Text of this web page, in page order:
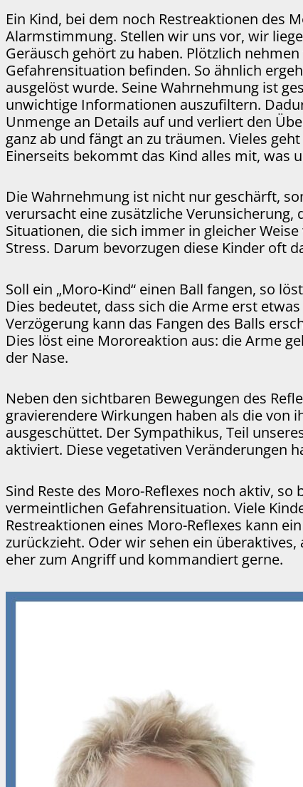
Ein Kind, bei dem noch Restreaktionen des
Alarmstimmung. Stellen wir uns vor, wir
Geräusch gehört zu haben. Plötzlich
Gefahrensituation befinden. So ähnlich
ausgelöst wurde. Seine Wahrnehmung ist
unwichtige Informationen auszufiltern.
Unmenge an Details auf und verliert den
ganz ab und fängt an zu träumen. Vieles
Einerseits bekommt das Kind alles mit, was
Die Wahrnehmung ist nicht nur geschärft,
verursacht eine zusätzliche
Situationen, die sich immer in gleicher
Stress. Darum bevorzugen diese Kinder oft
Soll ein „Moro-Kind“ einen Ball fangen, so
Dies bedeutet, dass sich die Arme erst
Verzögerung kann das Fangen des Balls
Dies löst eine Mororeaktion aus: die Arme
der Nase.
Neben den sichtbaren Bewegungen des
gravierendere Wirkungen haben als die von
ausgeschüttet. Der Sympathikus, Teil
aktiviert. Diese vegetativen Veränderungen
Sind Reste des Moro-Reflexes noch aktiv,
vermeintlichen Gefahrensituation. Viele
Restreaktionen eines Moro-Reflexes kann
zurückzieht. Oder wir sehen ein
eher zum Angriff und kommandiert gerne.